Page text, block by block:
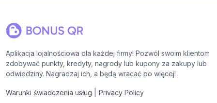
Aplikacja lojalnościowa dla każdej firmy! Pozwól swoim klientom
zdobywać punkty, kredyty, nagrody lub kupony za zakupy lub
odwiedziny. Nagradzaj ich, a będą wracać po więcej!
Warunki świadczenia usług Privacy Policy